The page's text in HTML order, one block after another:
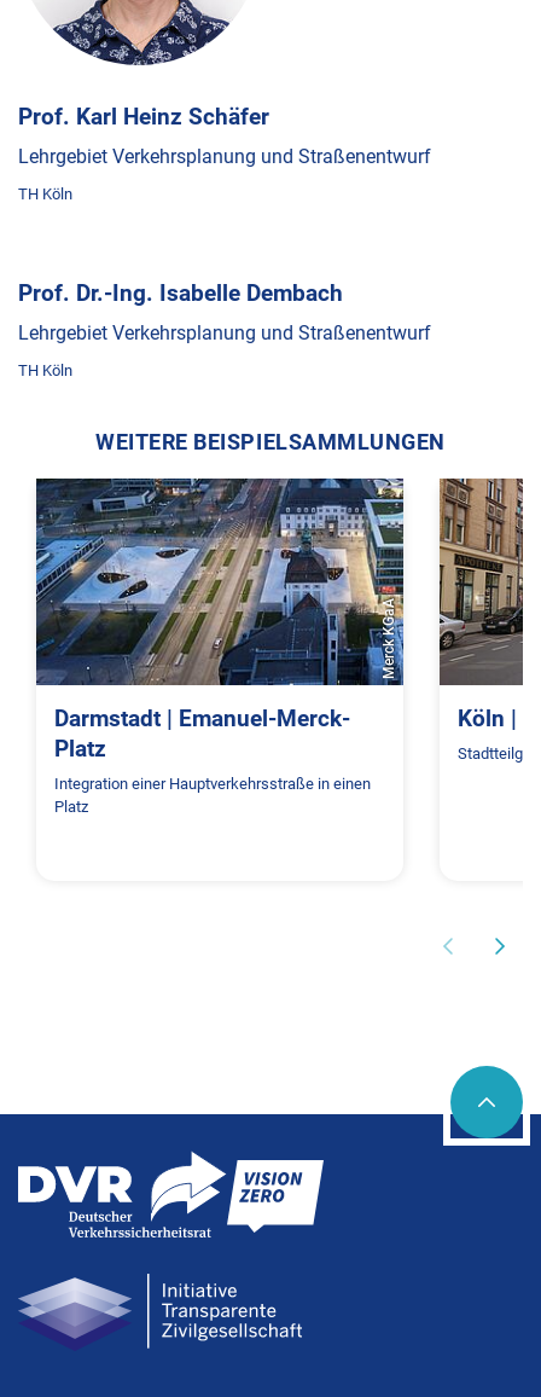
Prof. Karl Heinz Schäfer
Lehrgebiet Verkehrsplanung und Straßenentwurf
TH Köln
Prof. Dr.-Ing. Isabelle Dembach
Lehrgebiet Verkehrsplanung und Straßenentwurf
TH Köln
WEITERE BEISPIELSAMMLUNGEN
Merck KGaA
Darmstadt | Emanuel-Merck-
Platz
Integration einer Hauptverkehrsstraße in einen
Platz
Köln |